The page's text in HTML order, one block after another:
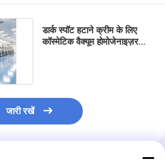
डार्क स्पॉट हटाने क्रीम के लिए
कॉस्मेटिक वैक्यूम होमोजेनाइज़र
जारी रखें